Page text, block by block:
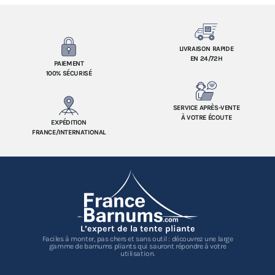
PAIEMENT
100% SÉCURISÉ
LIVRAISON RAPIDE
EN 24/72H
EXPÉDITION
FRANCE/INTERNATIONAL
SERVICE APRÈS-VENTE
À VOTRE ÉCOUTE
L’expert de la tente pliante
Faciles à monter, pas chers et sans outil : découvrez une large
gamme de barnums pliants qui sauront répondre à votre
utilisation.